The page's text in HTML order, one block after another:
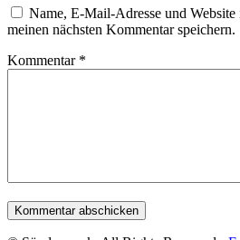
Name, E-Mail-Adresse und
meinen nächsten Kommentar speichern.
Kommentar *